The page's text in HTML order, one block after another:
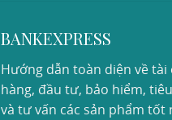
BANKEXPRESS
Hướng dẫn toàn diện về tài
hàng, đầu tư, bảo hiểm,
và tư vấn các sản phẩm tốt